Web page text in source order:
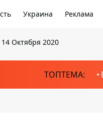
Украина Реклама
Октября 2020
ТОПТЕМА: